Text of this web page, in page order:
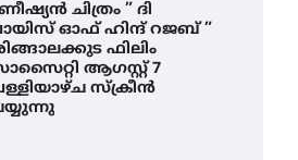
ചിത്രം ” ദി
ഓഫ് ഹിന്ദ് റജബ് ”
ഫിലിം
ആഗസ്റ്റ് 7
സ്‌ക്രീൻ